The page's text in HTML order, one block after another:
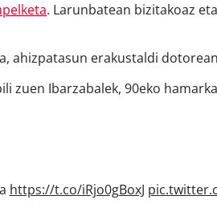
. Larunbatean bizitakoaz
ahizpatasun erakustaldi
Ibarzabalek, 90eko
https://t.co/iRjo0gBoxJ